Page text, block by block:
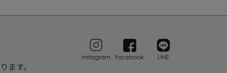
ます。